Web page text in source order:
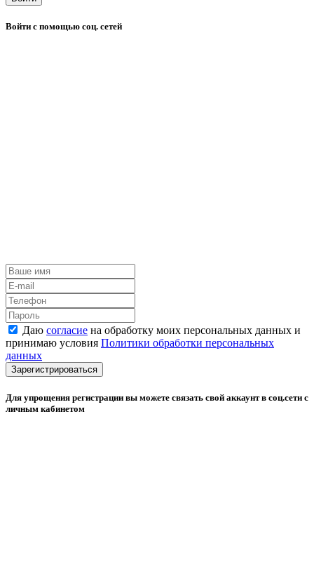
Войти с помощью соц. сетей
Даю согласие на обработку моих персональных данных и
принимаю условия Политики обработки персональных
данных
Зарегистрироваться
Для упрощения регистрации вы можете связать свой аккаунт в соц.сети с
личным кабинетом